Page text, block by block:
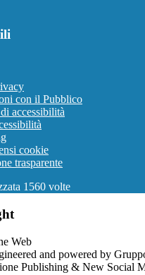
con il Pubblico
accessibilità
cookie
trasparente
1560 volte
and powered by
Publishing & New Social